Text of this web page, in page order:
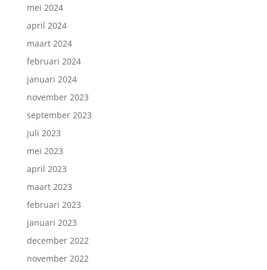
mei 2024
april 2024
maart 2024
februari 2024
januari 2024
november 2023
september 2023
juli 2023
mei 2023
april 2023
maart 2023
februari 2023
januari 2023
december 2022
november 2022
Inschrijven nieuwsbrief.